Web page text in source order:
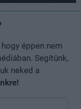
éppen nem
Segítünk,
neked a